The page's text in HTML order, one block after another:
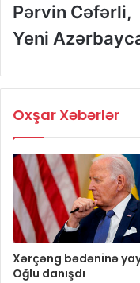
Pərvin Cəfərli,
Yeni
Oxşar Xəbərlər
Xərçəng bədəninə
Oğlu danışdı